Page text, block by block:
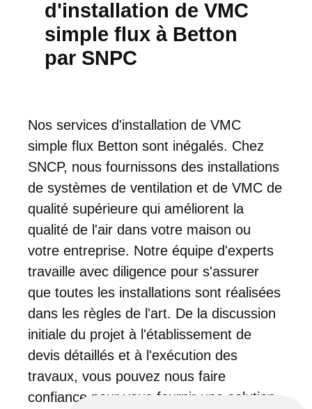
d'installation de VMC
simple flux à Betton
par SNPC
Nos services d'installation de VMC
simple flux Betton sont inégalés. Chez
SNCP, nous fournissons des installations
de systèmes de ventilation et de VMC de
qualité supérieure qui améliorent la
qualité de l'air dans votre maison ou
votre entreprise. Notre équipe d'experts
travaille avec diligence pour s'assurer
que toutes les installations sont réalisées
dans les règles de l'art. De la discussion
initiale du projet à l'établissement de
devis détaillés et à l'exécution des
travaux, vous pouvez nous faire
confiance pour vous fournir une solution